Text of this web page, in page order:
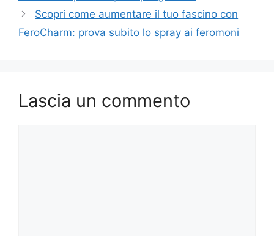
Scopri come aumentare il tuo fascino con
FeroCharm: prova subito lo spray ai feromoni
Lascia un commento